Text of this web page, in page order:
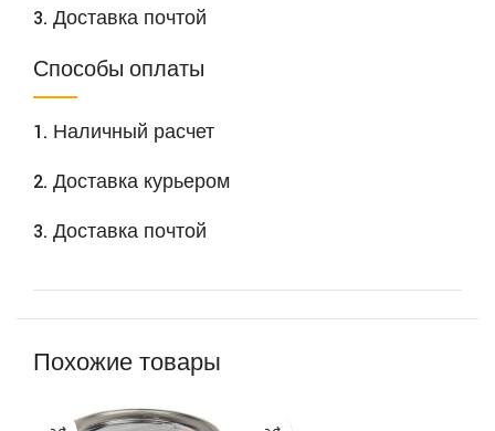
3. Доставка почтой
Способы оплаты
1. Наличный расчет
2. Доставка курьером
3. Доставка почтой
Похожие товары